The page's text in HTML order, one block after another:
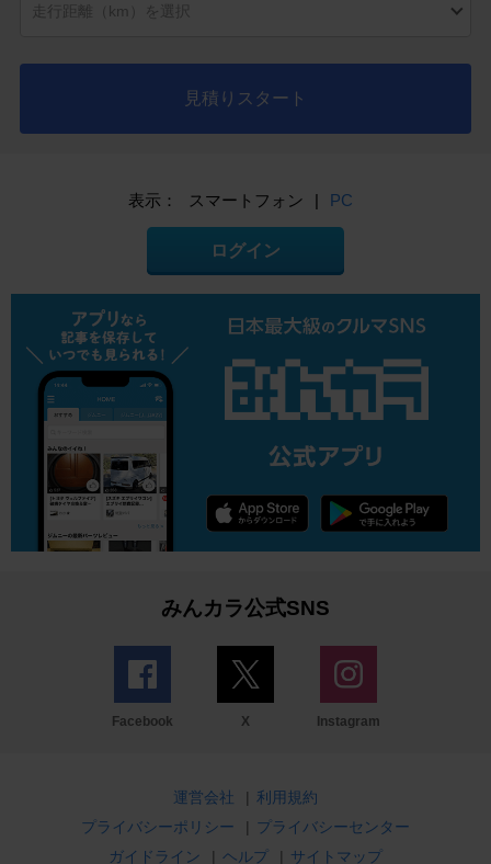
見積りスタート
表示： スマートフォン | PC
ログイン
みんカラ公式SNS
Facebook X Instagram
運営会社 | 利用規約
プライバシーポリシー
| プライバシーセンター
ガイドライン
| ヘルプ | サイトマップ